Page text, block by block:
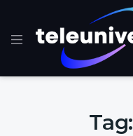
Tag: